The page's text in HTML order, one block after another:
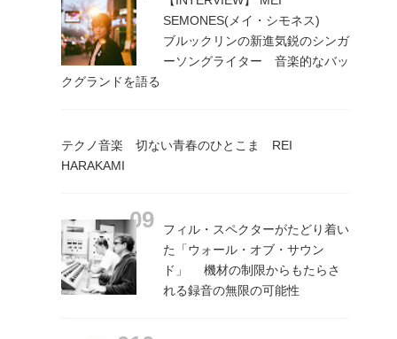
SEMONES(メイ・シモネス)
ブルックリンの新進気鋭のシンガ
ーソングライター 音楽的なバッ
クグランドを語る
テクノ音楽 切ない青春のひとこま REI
HARAKAMI
フィル・スペクターがたどり着い
た「ウォール・オブ・サウン
ド」 機材の制限からもたらさ
れる録音の無限の可能性